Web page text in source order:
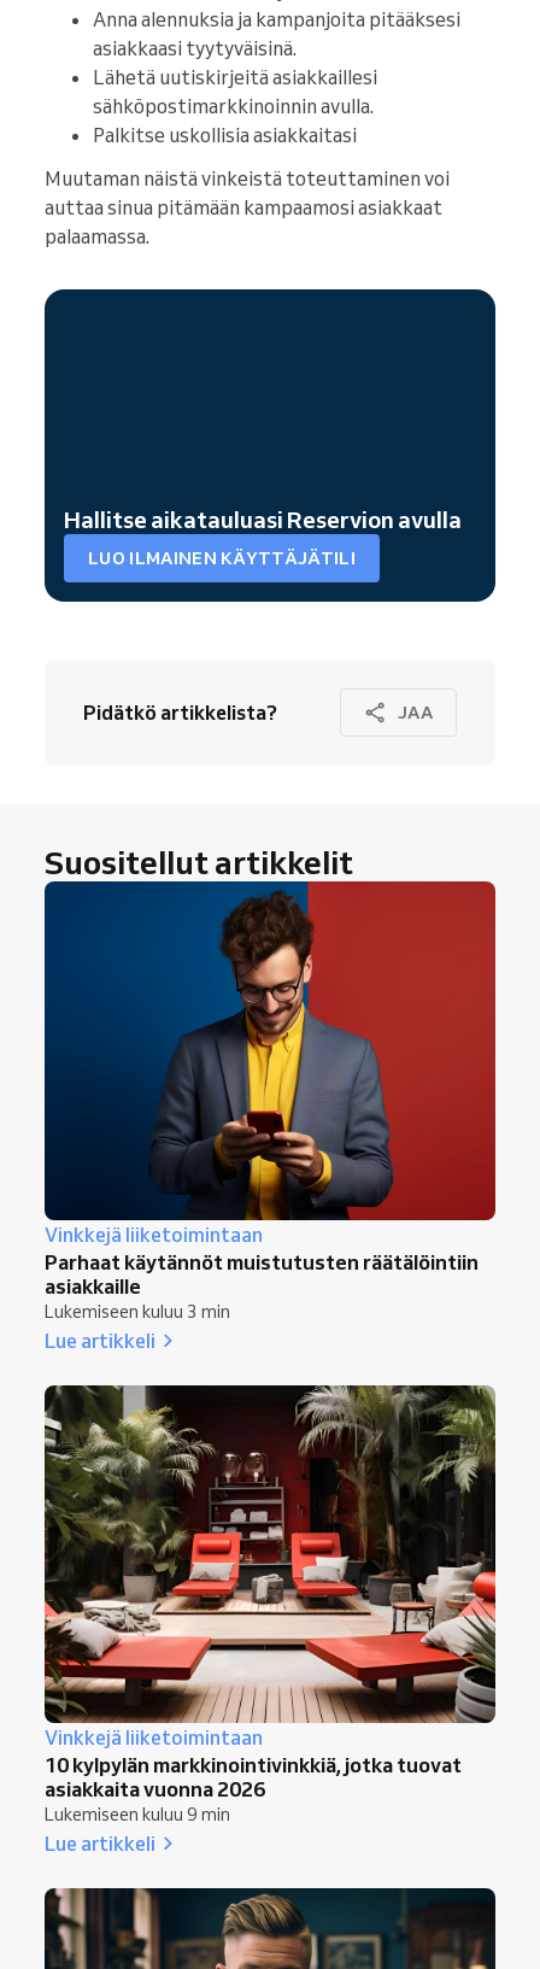
Anna alennuksia ja kampanjoita pitääksesi
asiakkaasi tyytyväisinä.
Lähetä uutiskirjeitä asiakkaillesi
sähköpostimarkkinoinnin avulla.
Palkitse uskollisia asiakkaitasi
Muutaman näistä vinkeistä toteuttaminen voi
auttaa sinua pitämään kampaamosi asiakkaat
palaamassa.
Hallitse aikatauluasi Reservion avulla
LUO ILMAINEN KÄYTTÄJÄTILI
Pidätkö artikkelista? JAA
Suositellut artikkelit
Vinkkejä liiketoimintaan
Parhaat käytännöt muistutusten räätälöintiin
asiakkaille
Lukemiseen kuluu 3 min
Lue artikkeli
Vinkkejä liiketoimintaan
10 kylpylän markkinointivinkkiä, jotka tuovat
asiakkaita vuonna 2026
Lukemiseen kuluu 9 min
Lue artikkeli